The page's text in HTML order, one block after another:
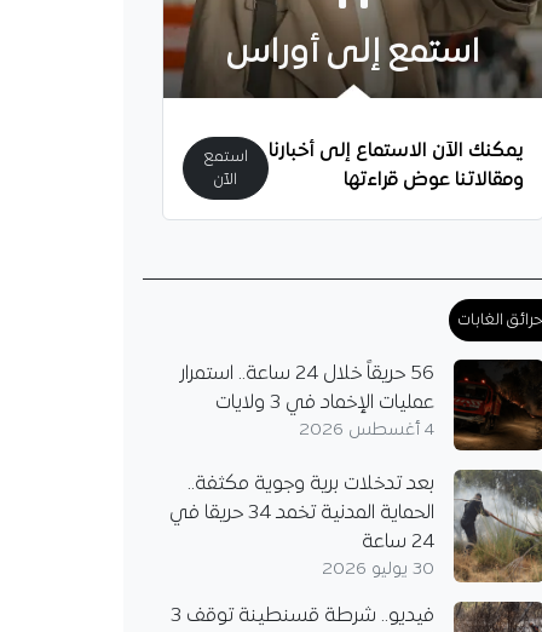
استمع إلى أوراس
يمكنك الآن الاستماع إلى أخبارنا
ومقالاتنا عوض قراءتها
استمع
الآن
الغابات
56 حريقاً خلال 24 ساعة.. استمرار
عمليات الإخماد في 3 ولايات
4 أغسطس 2026
بعد تدخلات برية وجوية مكثفة..
الحماية المدنية تخمد 34 حريقا في
24 ساعة
30 يوليو 2026
فيديو.. شرطة قسنطينة توقف 3